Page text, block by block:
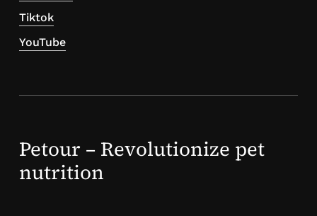
Tiktok
YouTube
Petour – Revolutionize pet
nutrition